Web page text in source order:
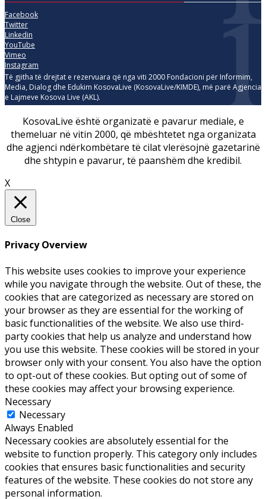
Facebook
Twitter
Linkedin
YouTube
Vimeo
Instagram
Të gjitha të drejtat e rezervuara që nga viti 2000 Fondacioni për Informim,
Media, Dialog dhe Edukim KosovaLive (KosovaLive/KIMDE), më parë Agjencia
e Lajmeve Kosova Live (AKL).
KosovaLive është organizatë e pavarur mediale, e
themeluar në vitin 2000, që mbështetet nga organizata
dhe agjenci ndërkombëtare të cilat vlerësojnë gazetarinë
dhe shtypin e pavarur, të paanshëm dhe kredibil.
X
Close
Privacy Overview
This website uses cookies to improve your experience
while you navigate through the website. Out of these, the
cookies that are categorized as necessary are stored on
your browser as they are essential for the working of
basic functionalities of the website. We also use third-
party cookies that help us analyze and understand how
you use this website. These cookies will be stored in your
browser only with your consent. You also have the option
to opt-out of these cookies. But opting out of some of
these cookies may affect your browsing experience.
Necessary
Necessary
Always Enabled
Necessary cookies are absolutely essential for the
website to function properly. This category only includes
cookies that ensures basic functionalities and security
features of the website. These cookies do not store any
personal information.